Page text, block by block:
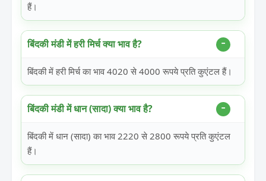
हैं।
बिंदकी मंडी में हरी मिर्च क्या भाव है?
बिंदकी में हरी मिर्च का भाव 4020 से 4000 रूपये प्रति कुएंटल हैं।
बिंदकी मंडी में धान (सादा) क्या भाव है?
बिंदकी में धान (सादा) का भाव 2220 से 2800 रूपये प्रति कुएंटल
हैं।